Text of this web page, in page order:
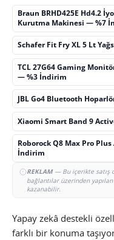
Braun BRHD425E Hd4.2
Kurutma Makinesi — %7
Schafer Fit Fry XL 5 Lt
TCL 27G64 Gaming
— %3 İndirim
JBL Go4 Bluetooth
Xiaomi Smart Band 9
Roborock Q8 Max Pro
İndirim
REKLAM— Bu içerikte satış
bağlantılar üzerinden
kazanabilir.
Yapay zekâ destekli
farklı bir konuma